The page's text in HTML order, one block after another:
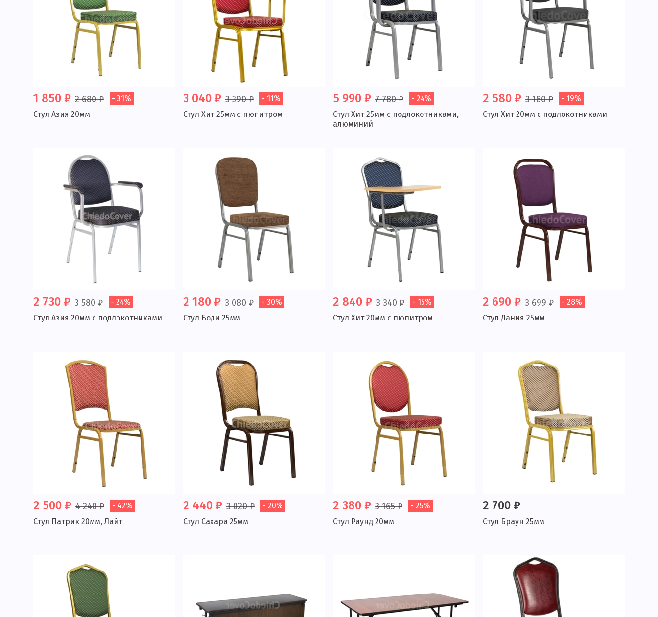
1 850 ₽ 2 680 ₽
- 31%
Стул Азия 20мм
3 040 ₽ 3 390 ₽
- 11%
Стул Хит 25мм с пюпитром
5 990 ₽ 7 780 ₽
- 24%
Стул Хит 25мм с подлокотниками,
алюминий
2 580 ₽ 3 180 ₽
- 19%
Стул Хит 20мм с подлокотниками
2 730 ₽ 3 580 ₽
- 24%
Стул Азия 20мм с подлокотниками
2 180 ₽ 3 080 ₽
- 30%
Стул Боди 25мм
2 840 ₽ 3 340 ₽
- 15%
Стул Хит 20мм с пюпитром
2 690 ₽ 3 699 ₽
- 28%
Стул Дания 25мм
2 500 ₽ 4 240 ₽
- 42%
Стул Патрик 20мм, Лайт
2 440 ₽ 3 020 ₽
- 20%
Стул Сахара 25мм
2 380 ₽ 3 165 ₽
- 25%
Стул Раунд 20мм
2 700 ₽
Стул Браун 25мм